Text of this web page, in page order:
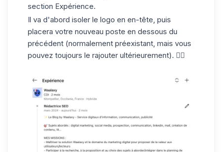
section Expérience.
Il va d'abord isoler le logo en en-tête, puis
placera votre nouveau poste en dessous du
précédent (normalement préexistant, mais vous
pouvez toujours le rajouter ultérieurement). 👇🏼